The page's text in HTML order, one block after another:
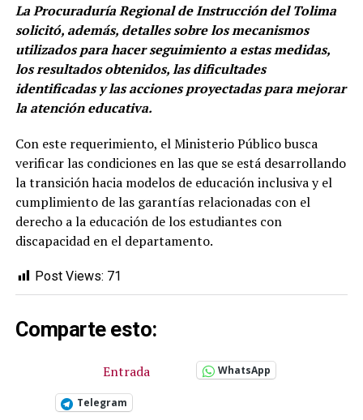
La Procuraduría Regional de Instrucción del Tolima
solicitó, además, detalles sobre los mecanismos
utilizados para hacer seguimiento a estas medidas,
los resultados obtenidos, las dificultades
identificadas y las acciones proyectadas para mejorar
la atención educativa.
Con este requerimiento, el Ministerio Público busca
verificar las condiciones en las que se está desarrollando
la transición hacia modelos de educación inclusiva y el
cumplimiento de las garantías relacionadas con el
derecho a la educación de los estudiantes con
discapacidad en el departamento.
Post Views: 71
Comparte esto:
Entrada WhatsApp
Telegram